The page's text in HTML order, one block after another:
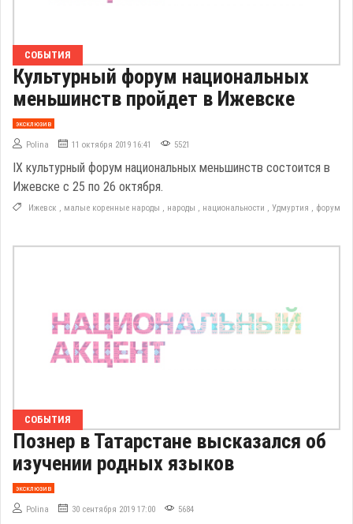
СОБЫТИЯ
Культурный форум национальных
меньшинств пройдет в Ижевске
эксклюзив
Polina 11 октября 2019 16:41 5521
IX культурный форум национальных меньшинств состоится в
Ижевске с 25 по 26 октября.
Ижевск , малые коренные народы , народы , национальности , Удмуртия , форум
СОБЫТИЯ
Познер в Татарстане высказался об
изучении родных языков
эксклюзив
Polina 30 сентября 2019 17:00 5684